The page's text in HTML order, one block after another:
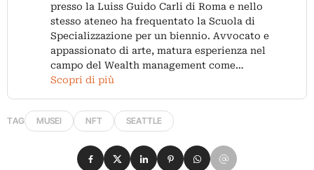
presso la Luiss Guido Carli di Roma e nello
stesso ateneo ha frequentato la Scuola di
Specializzazione per un biennio. Avvocato e
appassionato di arte, matura esperienza nel
campo del Wealth management come…
Scopri di più
TAG MUSEI NFT SEATTLE
Condividi su Facebook
Condividi su X
Condividi su LinkedIn
Condividi su Pinterest
Condividi su WhatsApp
Condividi su Email